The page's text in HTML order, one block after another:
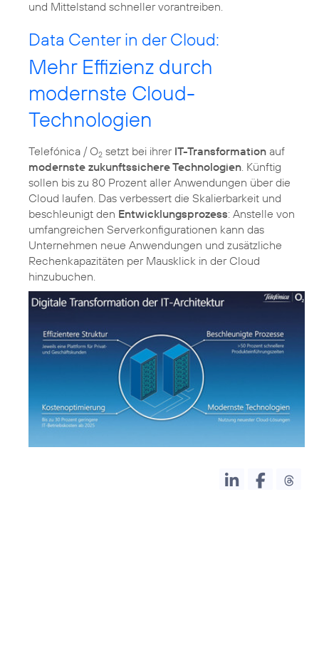
und Mittelstand schneller vorantreiben.
Data Center in der Cloud:
Mehr Effizienz durch
modernste Cloud-
Technologien
Telefónica / O2 setzt bei ihrer IT-Transformation auf
modernste zukunftssichere Technologien. Künftig
sollen bis zu 80 Prozent aller Anwendungen über die
Cloud laufen. Das verbessert die Skalierbarkeit und
beschleunigt den Entwicklungsprozess: Anstelle von
umfangreichen Serverkonfigurationen kann das
Unternehmen neue Anwendungen und zusätzliche
Rechenkapazitäten per Mausklick in der Cloud
hinzubuchen.